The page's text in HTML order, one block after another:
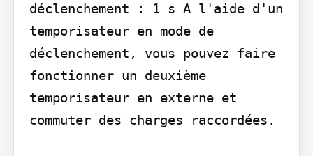
déclenchement : 1 s A l'aide d'un
temporisateur en mode de
déclenchement, vous pouvez faire
fonctionner un deuxième
temporisateur en externe et
commuter des charges raccordées.